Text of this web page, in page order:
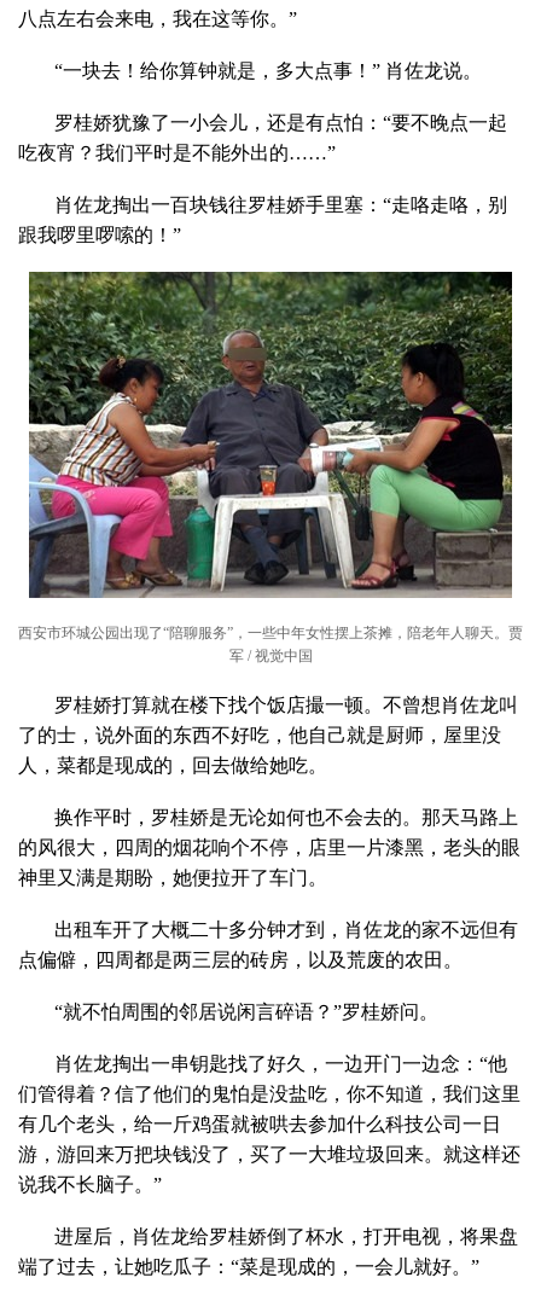
八点左右会来电，我在这等你。”
“一块去！给你算钟就是，多大点事！” 肖佐龙说。
罗桂娇犹豫了一小会儿，还是有点怕：“要不晚点一起
吃夜宵？我们平时是不能外出的……”
肖佐龙掏出一百块钱往罗桂娇手里塞：“走咯走咯，别
跟我啰里啰嗦的！”
西安市环城公园出现了“陪聊服务”，一些中年女性摆上茶摊，陪老年人聊天。贾
军 / 视觉中国
罗桂娇打算就在楼下找个饭店撮一顿。不曾想肖佐龙叫
了的士，说外面的东西不好吃，他自己就是厨师，屋里没
人，菜都是现成的，回去做给她吃。
换作平时，罗桂娇是无论如何也不会去的。那天马路上
的风很大，四周的烟花响个不停，店里一片漆黑，老头的眼
神里又满是期盼，她便拉开了车门。
出租车开了大概二十多分钟才到，肖佐龙的家不远但有
点偏僻，四周都是两三层的砖房，以及荒废的农田。
“就不怕周围的邻居说闲言碎语？”罗桂娇问。
肖佐龙掏出一串钥匙找了好久，一边开门一边念：“他
们管得着？信了他们的鬼怕是没盐吃，你不知道，我们这里
有几个老头，给一斤鸡蛋就被哄去参加什么科技公司一日
游，游回来万把块钱没了，买了一大堆垃圾回来。就这样还
说我不长脑子。”
进屋后，肖佐龙给罗桂娇倒了杯水，打开电视，将果盘
端了过去，让她吃瓜子：“菜是现成的，一会儿就好。”